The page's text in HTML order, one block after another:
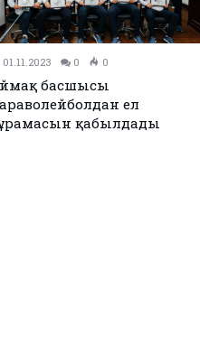
30.10.2023 0
Атырауда апатты үй
тұрғындарына жаңа баспана
берілді